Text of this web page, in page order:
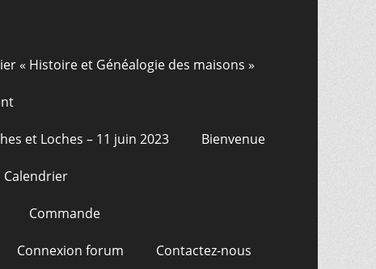
« Histoire et Généalogie des maisons »
et Loches – 11 juin 2023 Bienvenue
Calendrier
Commande
Connexion forum Contactez-nous